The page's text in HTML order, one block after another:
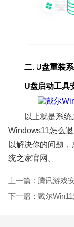
二. U盘重装系
U盘启动工具
以上就是系统之
Windows11怎么
以解决你的问题
统之家官网。
下一篇：戴尔